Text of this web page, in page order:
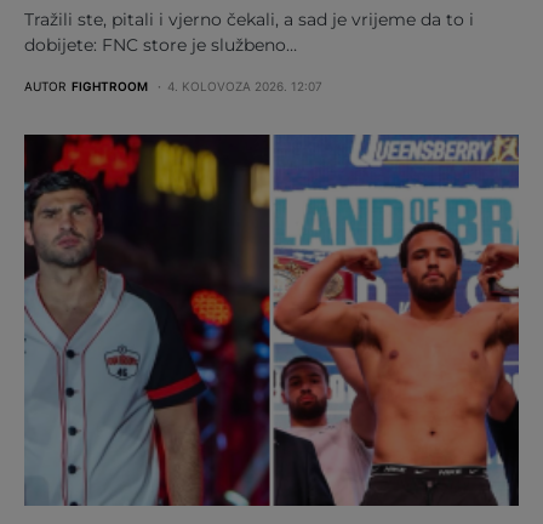
Tražili ste, pitali i vjerno čekali, a sad je vrijeme da to i
dobijete: FNC store je službeno…
AUTOR FIGHTROOM 4. KOLOVOZA 2026. 12:07